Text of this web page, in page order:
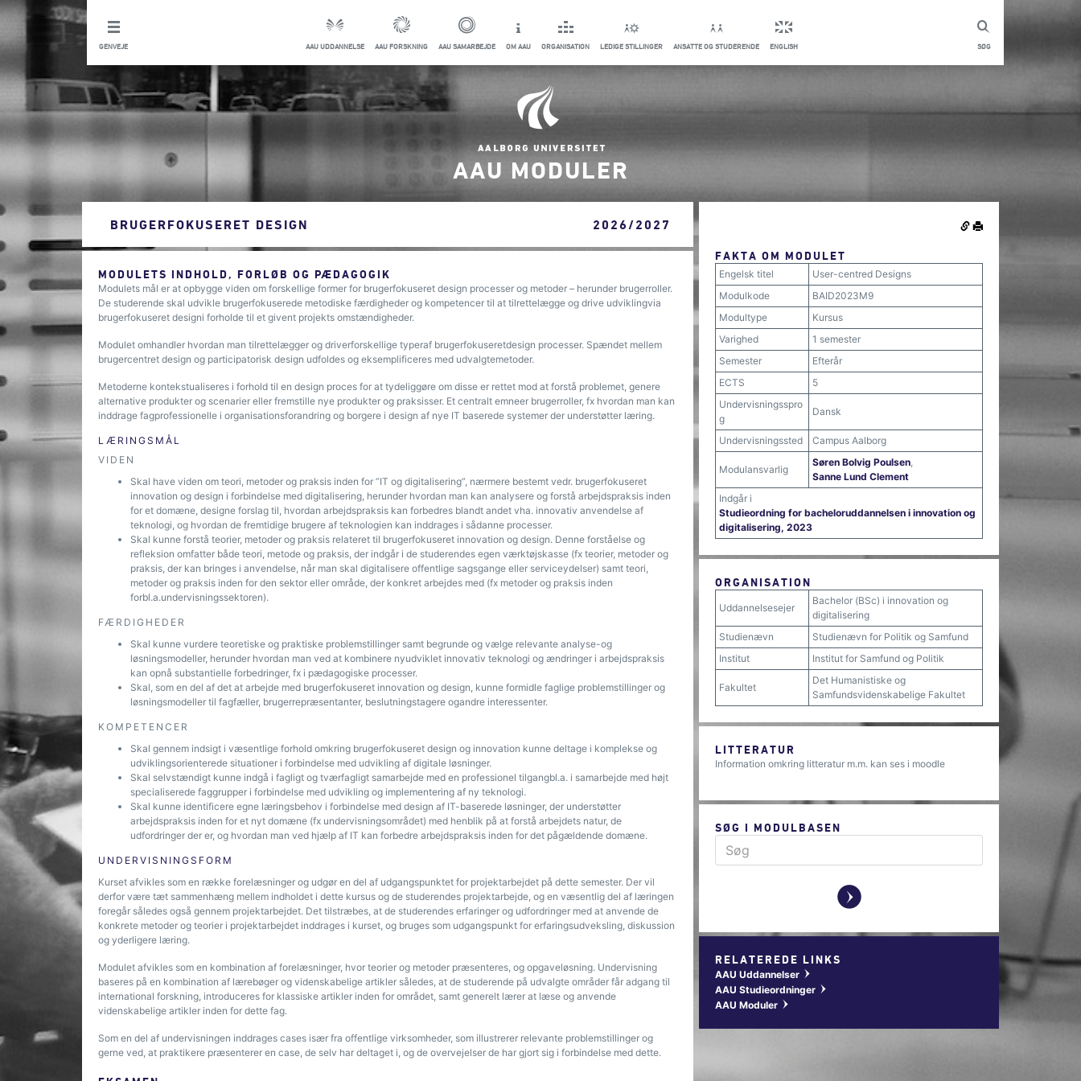
SØG
GENVEJE AAU UDDANNELSE AAU FORSKNING AAU SAMARBEJDE OM AAU ORGANISATION LEDIGE STILLINGER ANSATTE OG STUDERENDE ENGLISH
AAU MODULER
BRUGERFOKUSERET DESIGN 2026/2027
MODULETS INDHOLD, FORLØB OG PÆDAGOGIK
Modulets mål er at opbygge viden om forskellige former for brugerfokuseret design processer og metoder – herunder brugerroller.
De studerende skal udvikle brugerfokuserede metodiske færdigheder og kompetencer til at tilrettelægge og drive udviklingvia
brugerfokuseret designi forholde til et givent projekts omstændigheder.
Modulet omhandler hvordan man tilrettelægger og driverforskellige typeraf brugerfokuseretdesign processer. Spændet mellem
brugercentret design og participatorisk design udfoldes og eksemplificeres med udvalgtemetoder.
Metoderne kontekstualiseres i forhold til en design proces for at tydeliggøre om disse er rettet mod at forstå problemet, genere
alternative produkter og scenarier eller fremstille nye produkter og praksisser. Et centralt emneer brugerroller, fx hvordan man kan
inddrage fagprofessionelle i organisationsforandring og borgere i design af nye IT baserede systemer der understøtter læring.
LÆRINGSMÅL
VIDEN
Skal have viden om teori, metoder og praksis inden for ”IT og digitalisering”, nærmere bestemt vedr. brugerfokuseret
innovation og design i forbindelse med digitalisering, herunder hvordan man kan analysere og forstå arbejdspraksis inden
for et domæne, designe forslag til, hvordan arbejdspraksis kan forbedres blandt andet vha. innovativ anvendelse af
teknologi, og hvordan de fremtidige brugere af teknologien kan inddrages i sådanne processer.
Skal kunne forstå teorier, metoder og praksis relateret til brugerfokuseret innovation og design. Denne forståelse og
refleksion omfatter både teori, metode og praksis, der indgår i de studerendes egen værktøjskasse (fx teorier, metoder og
praksis, der kan bringes i anvendelse, når man skal digitalisere offentlige sagsgange eller serviceydelser) samt teori,
metoder og praksis inden for den sektor eller område, der konkret arbejdes med (fx metoder og praksis inden
forbl.a.undervisningssektoren).
FÆRDIGHEDER
Skal kunne vurdere teoretiske og praktiske problemstillinger samt begrunde og vælge relevante analyse-og
løsningsmodeller, herunder hvordan man ved at kombinere nyudviklet innovativ teknologi og ændringer i arbejdspraksis
kan opnå substantielle forbedringer, fx i pædagogiske processer.
Skal, som en del af det at arbejde med brugerfokuseret innovation og design, kunne formidle faglige problemstillinger og
løsningsmodeller til fagfæller, brugerrepræsentanter, beslutningstagere ogandre interessenter.
KOMPETENCER
Skal gennem indsigt i væsentlige forhold omkring brugerfokuseret design og innovation kunne deltage i komplekse og
udviklingsorienterede situationer i forbindelse med udvikling af digitale løsninger.
Skal selvstændigt kunne indgå i fagligt og tværfagligt samarbejde med en professionel tilgangbl.a. i samarbejde med højt
specialiserede faggrupper i forbindelse med udvikling og implementering af ny teknologi.
Skal kunne identificere egne læringsbehov i forbindelse med design af IT-baserede løsninger, der understøtter
arbejdspraksis inden for et nyt domæne (fx undervisningsområdet) med henblik på at forstå arbejdets natur, de
udfordringer der er, og hvordan man ved hjælp af IT kan forbedre arbejdspraksis inden for det pågældende domæne.
UNDERVISNINGSFORM
Kurset afvikles som en række forelæsninger og udgør en del af udgangspunktet for projektarbejdet på dette semester. Der vil
derfor være tæt sammenhæng mellem indholdet i dette kursus og de studerendes projektarbejde, og en væsentlig del af læringen
foregår således også gennem projektarbejdet. Det tilstræbes, at de studerendes erfaringer og udfordringer med at anvende de
konkrete metoder og teorier i projektarbejdet inddrages i kurset, og bruges som udgangspunkt for erfaringsudveksling, diskussion
og yderligere læring.
Modulet afvikles som en kombination af forelæsninger, hvor teorier og metoder præsenteres, og opgaveløsning. Undervisning
baseres på en kombination af lærebøger og videnskabelige artikler således, at de studerende på udvalgte områder får adgang til
international forskning, introduceres for klassiske artikler inden for området, samt generelt lærer at læse og anvende
videnskabelige artikler inden for dette fag.
Som en del af undervisningen inddrages cases især fra offentlige virksomheder, som illustrerer relevante problemstillinger og
gerne ved, at praktikere præsenterer en case, de selv har del­taget i, og de overvejelser de har gjort sig i forbindelse med dette.
FAKTA OM MODULET
Engelsk titel
User-centred Designs
Modulkode
BAID2023M9
Modultype
Kursus
Varighed
1 semester
Semester
Efterår
ECTS
5
Undervisningsspro
g
Dansk
Undervisningssted Campus Aalborg
Modulansvarlig
Søren Bolvig Poulsen,
Sanne Lund Clement
Indgår i
Studieordning for bacheloruddannelsen i innovation og
digitalisering, 2023
ORGANISATION
Uddannelsesejer
Bachelor (BSc) i innovation og
digitalisering
Studienævn
Studienævn for Politik og Samfund
Institut
Institut for Samfund og Politik
Fakultet
Det Humanistiske og
Samfundsvidenskabelige Fakultet
LITTERATUR
Information omkring litteratur m.m. kan ses i moodle
SØG I MODULBASEN
y
RELATEREDE LINKS
AAU Uddannelser w
AAU Studieordninger w
AAU Moduler w